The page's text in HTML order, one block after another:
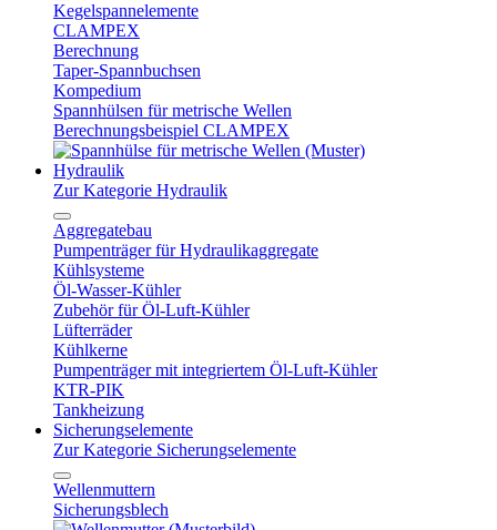
Kegelspannelemente
CLAMPEX
Berechnung
Taper-Spannbuchsen
Kompedium
Spannhülsen für metrische Wellen
Berechnungsbeispiel CLAMPEX
Hydraulik
Zur Kategorie Hydraulik
Aggregatebau
Pumpenträger für Hydraulikaggregate
Kühlsysteme
Öl-Wasser-Kühler
Zubehör für Öl-Luft-Kühler
Lüfterräder
Kühlkerne
Pumpenträger mit integriertem Öl-Luft-Kühler
KTR-PIK
Tankheizung
Sicherungselemente
Zur Kategorie Sicherungselemente
Wellenmuttern
Sicherungsblech